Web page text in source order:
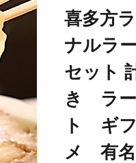
喜多方
ナルラ
セット
き ラ
ト ギ
メ 有名